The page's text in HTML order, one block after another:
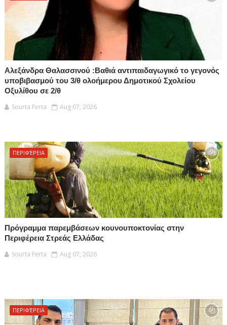
Αλεξάνδρα Θαλασσινού :Βαθιά αντιπαιδαγωγικό το γεγονός
υποβιβασμού του 3/θ ολοήμερου Δημοτικού Σχολείου
Οξυλίθου σε 2/θ
Sourta Ferta
Aug 07, 2026
ΠΕΡΙΦΈΡΕΙΑ
Πρόγραμμα παρεμβάσεων κουνουποκτονίας στην
Περιφέρεια Στρεάς Ελλάδας
Sourta Ferta
Aug 07, 2026
ΠΕΡΙΦΈΡΕΙΑ